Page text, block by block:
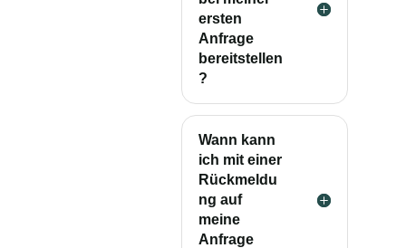
ersten
Anfrage
bereitstellen
?
Wann kann
ich mit einer
Rückmeldu
ng auf
meine
Anfrage